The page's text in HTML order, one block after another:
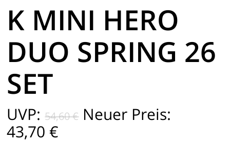
K MINI HERO
DUO SPRING 26
SET
UVP: 54,60€ Ursprünglicher
Neuer Preis:
43,70 €